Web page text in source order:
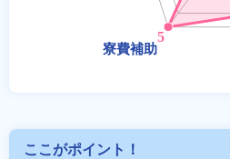
ここがポイント！